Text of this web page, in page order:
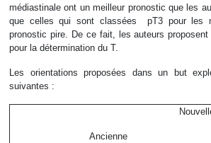
médiastinale ont un meilleur pronostic que les
que celles qui sont classées pT3 pour les
pronostic pire. De ce fait, les auteurs
pour la détermination du T.
Les orientations proposées dans un but
suivantes :
Ancienne